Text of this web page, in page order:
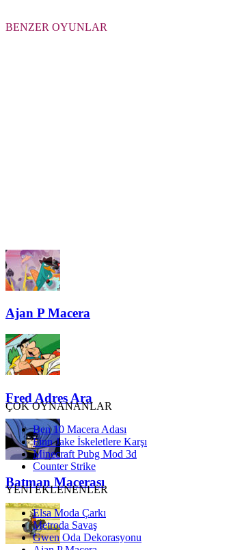
BENZER OYUNLAR
Ajan P Macera
Fred Adres Ara
Batman Macerası
ÇOK OYNANANLAR
Ben 10 Macera Adası
Finn Jake İskeletlere Karşı
Minecraft Pubg Mod 3d
Counter Strike
YENİ EKLENENLER
Elsa Moda Çarkı
Metroda Savaş
Gwen Oda Dekorasyonu